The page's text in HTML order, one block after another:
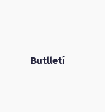
Butlletí